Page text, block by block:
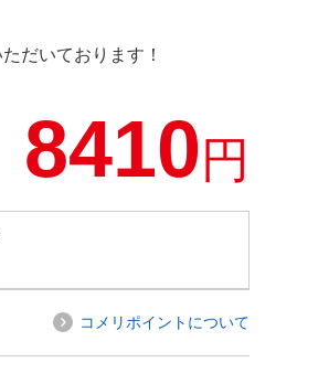
だいております！
8410円
コメリポイントについて